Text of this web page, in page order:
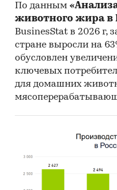
По данным
животного жира в
BusinesStat в 2026 г,
стране выросли на
обусловлен
ключевых
для домашних